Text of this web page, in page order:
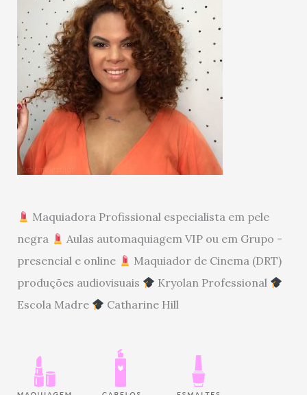
Maquiadora Profissional especialista em pele
negra
Aulas automaquiagem VIP ou em Grupo -
presencial e online
Maquiador de Cinema (DRT)
produções audiovisuais
Kryolan Professional
Escola Madre
Catharine Hill